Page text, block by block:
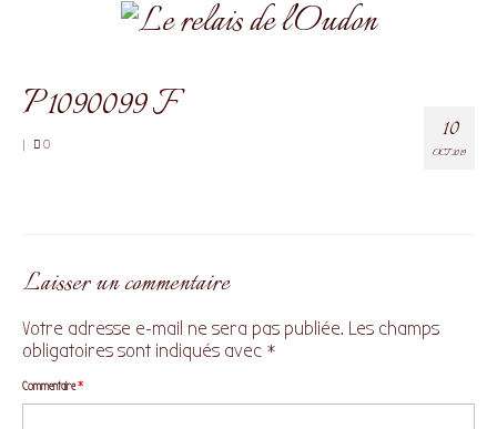
10
OCT 2019
P1090099 F
| 0
Laisser un commentaire
Votre adresse e-mail ne sera pas publiée. Les champs
obligatoires sont indiqués avec *
Commentaire*